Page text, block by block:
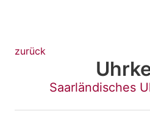
zurück
Saarländisches